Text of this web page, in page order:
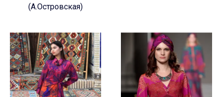
(А.Островская)